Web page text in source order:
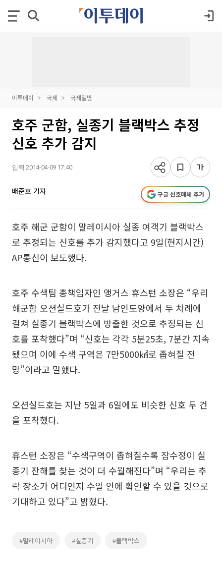
이투데이 국제 국제일반
호주 군함, 실종기 블랙박스 추정
신호 추가 감지
입력 2014-04-09 17:40
배준호 기자 구글 선호매체 추가
호주 해군 군함이 말레이시아 실종 여객기 블랙박스
로 추정되는 신호를 추가 감지했다고 9일(현지시간)
AP통신이 보도했다.
호주 수색팀 총책임자인 앵거스 휴스턴 소장은 “우리
해군함 오션실드호가 전날 남인도양에서 두 차례에
걸쳐 실종기 블랙박스에 방출한 것으로 추정되는 신
호를 포착했다”며 “신호는 각각 5분25초, 7분간 지속
됐으며 이에 수색 구역은 7만5000㎢로 좁혀질 전
망”이라고 말했다.
오션실드호는 지난 5일과 6일에도 비슷한 신호 두 건
을 포착했다.
휴스턴 소장은 “수색구역이 좁혀질수록 잠수정이 실
종기 잔해를 찾는 것이 더 수월해진다”며 “우리는 추
락 장소가 어디인지 수일 안에 확인할 수 있을 것으로
기대하고 있다”고 밝혔다.
#말레이시아 #실종기 #블랙박스